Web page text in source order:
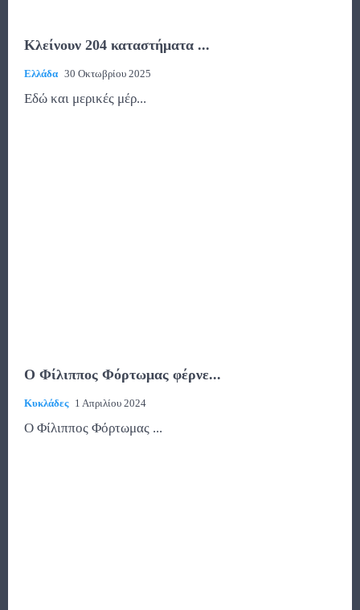
Κλείνουν 204 καταστήματα ...
Ελλάδα 30 Οκτωβρίου 2025
Εδώ και μερικές μέρ...
Ο Φίλιππος Φόρτωμας φέρνε...
Κυκλάδες 1 Απριλίου 2024
Ο Φίλιππος Φόρτωμας ...